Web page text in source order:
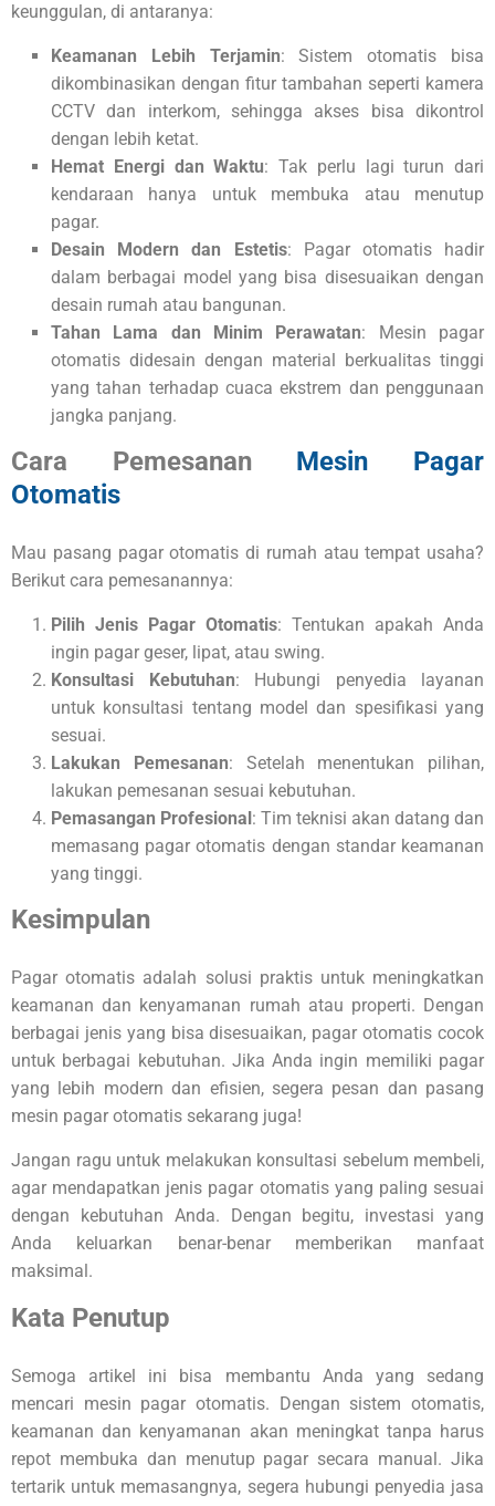
keunggulan, di antaranya:
Keamanan Lebih Terjamin: Sistem otomatis bisa
dikombinasikan dengan fitur tambahan seperti kamera
CCTV dan interkom, sehingga akses bisa dikontrol
dengan lebih ketat.
Hemat Energi dan Waktu: Tak perlu lagi turun dari
kendaraan hanya untuk membuka atau menutup
pagar.
Desain Modern dan Estetis: Pagar otomatis hadir
dalam berbagai model yang bisa disesuaikan dengan
desain rumah atau bangunan.
Tahan Lama dan Minim Perawatan: Mesin pagar
otomatis didesain dengan material berkualitas tinggi
yang tahan terhadap cuaca ekstrem dan penggunaan
jangka panjang.
Cara Pemesanan Mesin Pagar
Otomatis
Mau pasang pagar otomatis di rumah atau tempat usaha?
Berikut cara pemesanannya:
Pilih Jenis Pagar Otomatis: Tentukan apakah Anda
ingin pagar geser, lipat, atau swing.
Konsultasi Kebutuhan: Hubungi penyedia layanan
untuk konsultasi tentang model dan spesifikasi yang
sesuai.
Lakukan Pemesanan: Setelah menentukan pilihan,
lakukan pemesanan sesuai kebutuhan.
Pemasangan Profesional : Tim teknisi akan datang dan
memasang pagar otomatis dengan standar keamanan
yang tinggi.
Kesimpulan
Pagar otomatis adalah solusi praktis untuk meningkatkan
keamanan dan kenyamanan rumah atau properti. Dengan
berbagai jenis yang bisa disesuaikan, pagar otomatis cocok
untuk berbagai kebutuhan. Jika Anda ingin memiliki pagar
yang lebih modern dan efisien, segera pesan dan pasang
mesin pagar otomatis sekarang juga!
Jangan ragu untuk melakukan konsultasi sebelum membeli,
agar mendapatkan jenis pagar otomatis yang paling sesuai
dengan kebutuhan Anda. Dengan begitu, investasi yang
Anda keluarkan benar-benar memberikan manfaat
maksimal.
Kata Penutup
Semoga artikel ini bisa membantu Anda yang sedang
mencari mesin pagar otomatis. Dengan sistem otomatis,
keamanan dan kenyamanan akan meningkat tanpa harus
repot membuka dan menutup pagar secara manual. Jika
tertarik untuk memasangnya, segera hubungi penyedia jasa